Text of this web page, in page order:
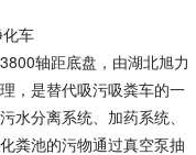
车
轴距底盘，由湖北旭力
，是替代吸污吸粪车的一
水分离系统、加药系统、
粪池的污物通过真空泵抽